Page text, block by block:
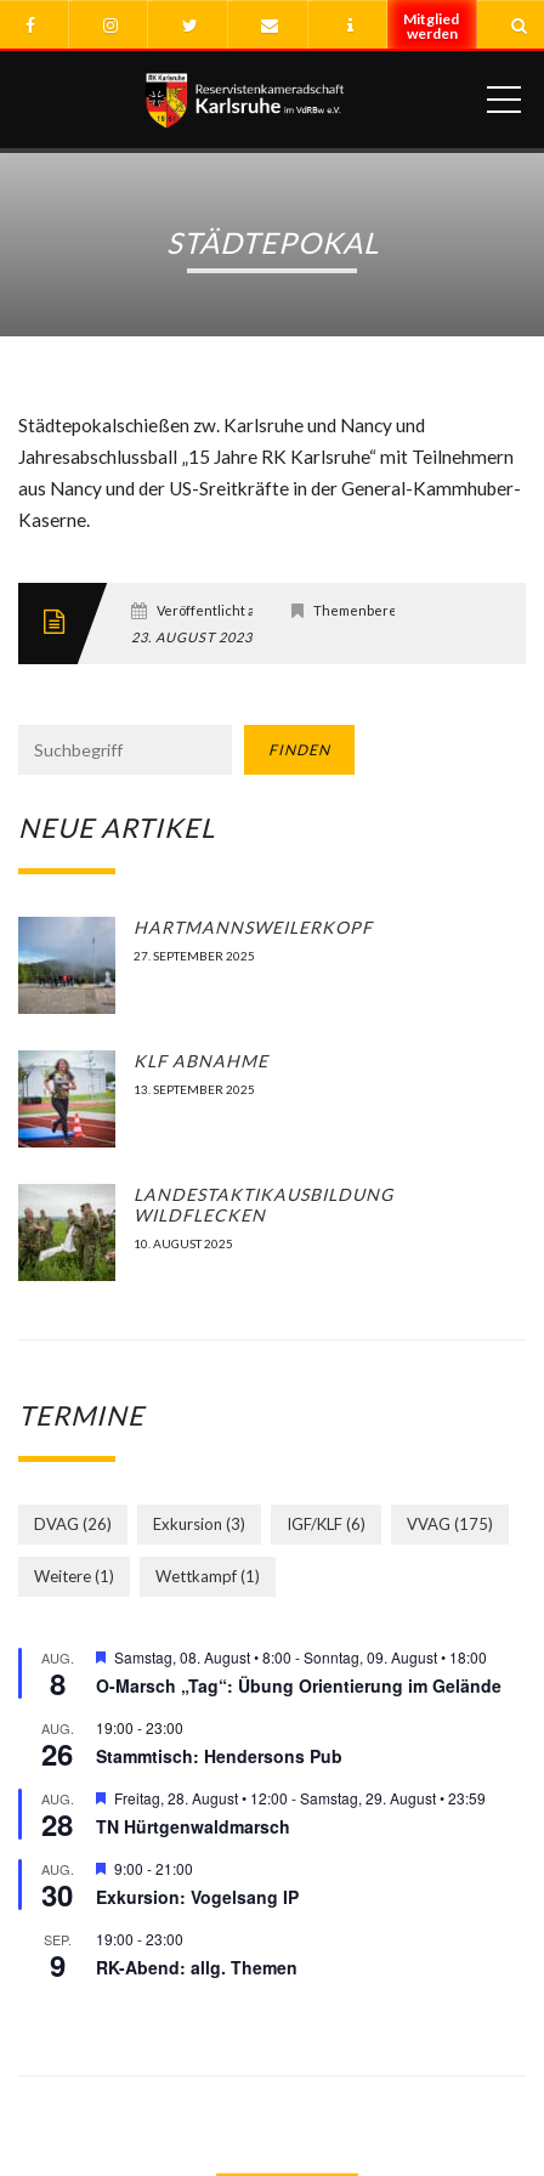
STÄDTEPOKAL
Städtepokalschießen zw. Karlsruhe und Nancy und
Jahresabschlussball „15 Jahre RK Karlsruhe“ mit Teilnehmern
aus Nancy und der US-Sreitkräfte in der General-Kammhuber-
Kaserne.
Veröffentlicht am
23. AUGUST 2023
Themenbereich
FINDEN
NEUE ARTIKEL
HARTMANNSWEILERKOPF
27. SEPTEMBER 2025
KLF ABNAHME
13. SEPTEMBER 2025
LANDESTAKTIKAUSBILDUNG
WILDFLECKEN
10. AUGUST 2025
TERMINE
DVAG (26) Exkursion (3) IGF/KLF(6) VVAG (175)
Weitere(1) Wettkampf(1)
AUG.
8
Hervorgehoben
Samstag, 08. August • 8:00 -Sonntag, 09. August • 18:00
O-Marsch „Tag“: Übung Orientierung im Gelände
AUG.
26
19:00 -23:00
Stammtisch: Hendersons Pub
AUG.
28
Hervorgehoben
Freitag, 28. August • 12:00 -Samstag, 29. August • 23:59
TN Hürtgenwaldmarsch
AUG.
30
Hervorgehoben
9:00 -21:00
Exkursion: Vogelsang IP
SEP.
9
19:00 -23:00
RK-Abend: allg. Themen